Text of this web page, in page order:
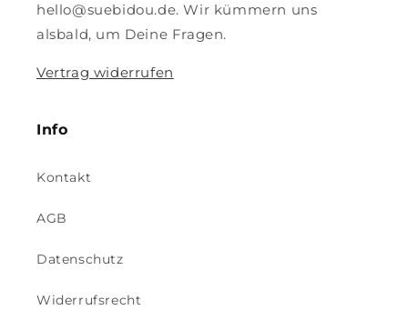
hello@suebidou.de. Wir kümmern uns
alsbald, um Deine Fragen.
Vertrag widerrufen
Info
Kontakt
AGB
Datenschutz
Widerrufsrecht